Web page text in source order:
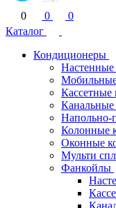
0 0
0
Каталог
Кондиционеры
Напольно-
Колонные
Оконные
Мульти
Фанкойлы